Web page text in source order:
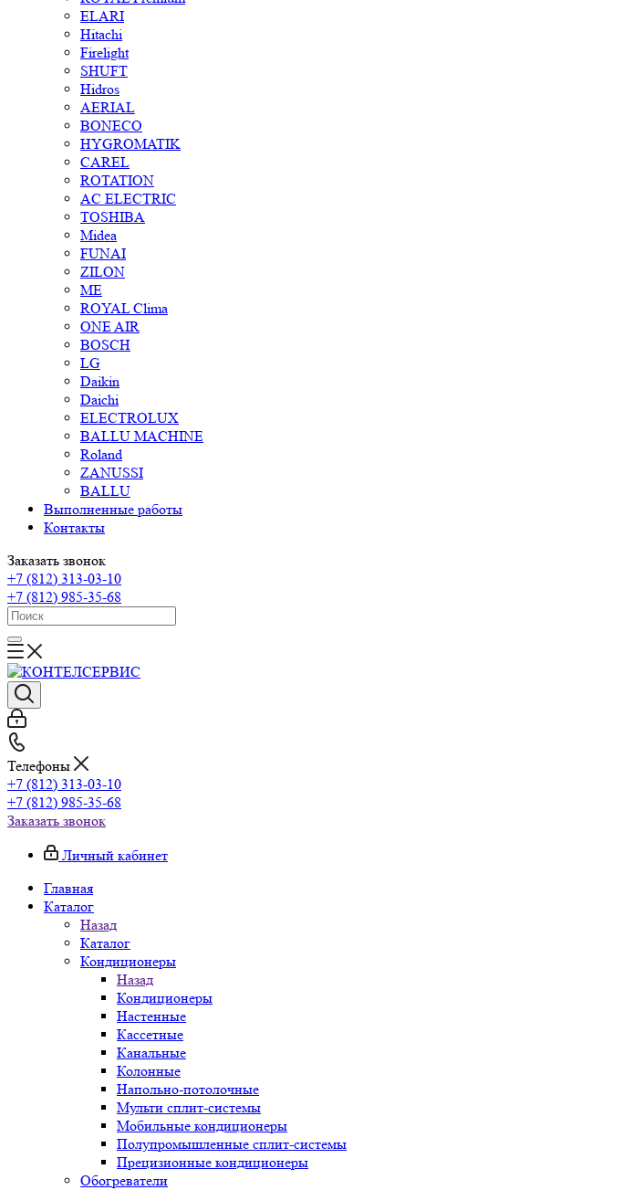
ELARI
Hitachi
Firelight
SHUFT
Hidros
AERIAL
BONECO
HYGROMATIK
CAREL
ROTATION
AC ELECTRIC
TOSHIBA
Midea
FUNAI
ZILON
ME
ROYAL Clima
ONE AIR
BOSCH
LG
Daikin
Daichi
ELECTROLUX
BALLU MACHINE
Roland
ZANUSSI
BALLU
Выполненные работы
Контакты
Заказать звонок
+7 (812) 313-03-10
+7 (812) 985-35-68
Телефоны
+7 (812) 313-03-10
+7 (812) 985-35-68
Заказать звонок
Личный кабинет
Главная
Каталог
Назад
Каталог
Кондиционеры
Назад
Кондиционеры
Настенные
Кассетные
Канальные
Колонные
Напольно-потолочные
Мульти сплит-системы
Мобильные кондиционеры
Полупромышленные сплит-системы
Прецизионные кондиционеры
Обогреватели